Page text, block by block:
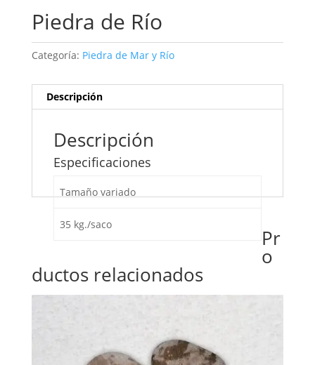
Piedra de Río
Categoría: Piedra de Mar y Río
Descripción
Descripción
Especificaciones
Tamaño variado
35 kg./saco
Pr
o
ductos relacionados